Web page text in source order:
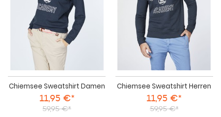
Chiemsee Sweatshirt Damen
11,95 €*
59,95 €*
Chiemsee Sweatshirt Herren
11,95 €*
59,95 €*